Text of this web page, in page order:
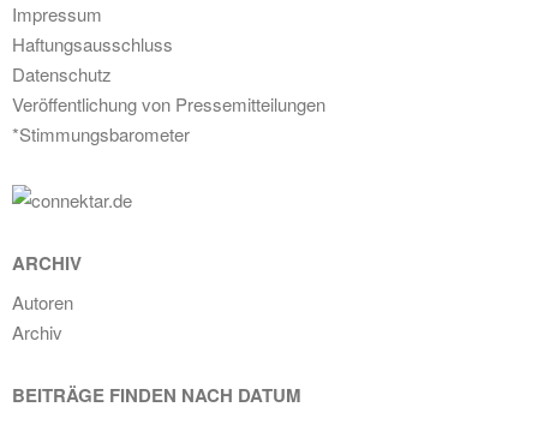
Impressum
Haftungsausschluss
Datenschutz
Veröffentlichung von Pressemitteilungen
*Stimmungsbarometer
ARCHIV
Autoren
Archiv
BEITRÄGE FINDEN NACH DATUM